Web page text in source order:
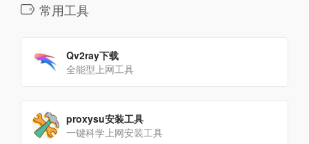
常用工具
Qv2ray下载
全能型上网工具
proxysu安装工具
一键科学上网安装工具